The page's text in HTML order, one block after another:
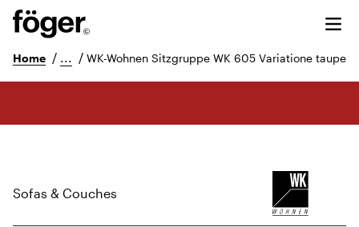
Home / ... / WK-Wohnen Sitzgruppe WK 605 Variatione taupe
Sofas & Couches